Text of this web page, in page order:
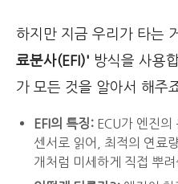
하지만 지금 우리가 타는
료분사(EFI)' 방식을 사용
가 모든 것을 알아서 해주
EFI의 특징: ECU가 엔진
센서로 읽어, 최적의 연료
개처럼 미세하게 직접 뿌려